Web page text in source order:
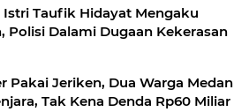
Taufik Hidayat Mengaku
Polisi Dalami Dugaan Kekerasan
Pakai Jeriken, Dua Warga Medan
Tak Kena Denda Rp60 Miliar